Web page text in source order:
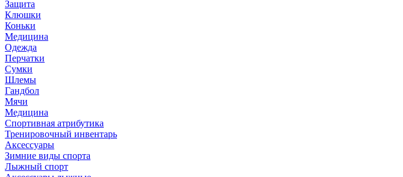
Защита
Клюшки
Коньки
Медицина
Одежда
Перчатки
Сумки
Шлемы
Гандбол
Мячи
Медицина
Спортивная атрибутика
Тренировочный инвентарь
Аксессуары
Зимние виды спорта
Лыжный спорт